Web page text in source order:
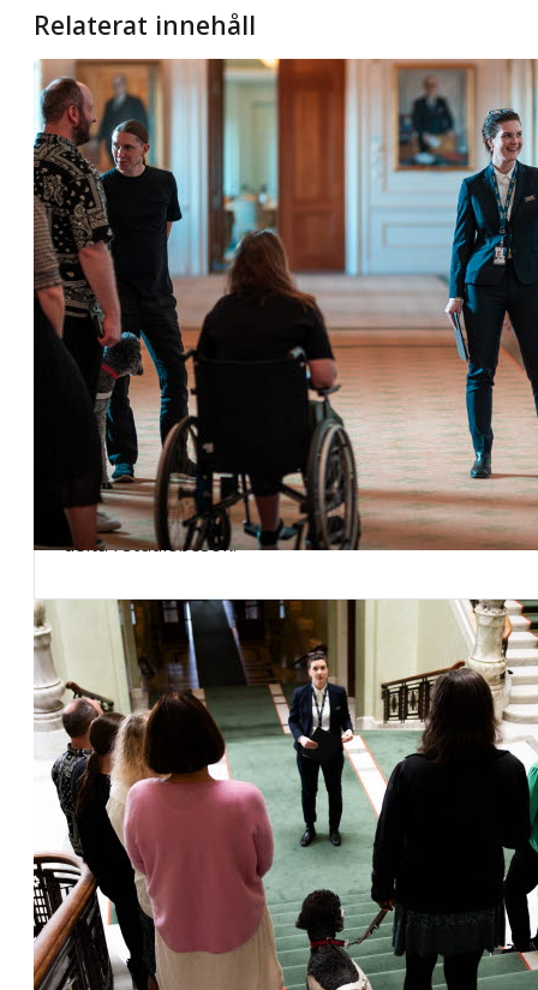
Relaterat innehåll
Besök riksdagen
Riksdagen är öppen för dig som vill följa debatter
och utfrågningar, gå på guidade visningar eller
delta i studiebesök.
Visningar av Riksdagshuset